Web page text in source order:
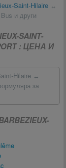
Saint-Hilaire ↔
и други
SAINT-
: ЦЕНА И
Hilaire ↔
за